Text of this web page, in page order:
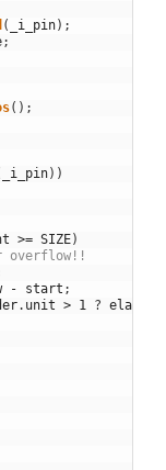
( _i_pin) ;
;
( ) ;
_i_pin) )
>= SIZE)
- start ;
. unit > 1 ? elapse